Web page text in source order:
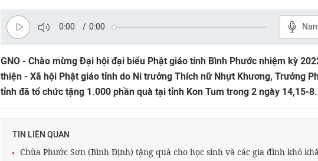
0:00 / 0:00
GNO - Chào mừng Đại hội đại biểu Phật giáo tỉnh Bình Phước nhiệm kỳ
thiện - Xã hội Phật giáo tỉnh do Ni trưởng Thích nữ Nhựt Khương, Trưởng
tỉnh đã tổ chức tặng 1.000 phần quà tại tỉnh Kon Tum trong 2 ngày 14,15-8.
TIN LIÊN QUAN
Chùa Phước Sơn (Bình Định) tặng quà cho học sinh và các gia đình khó